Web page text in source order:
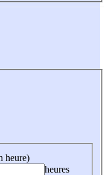
heure)
heures